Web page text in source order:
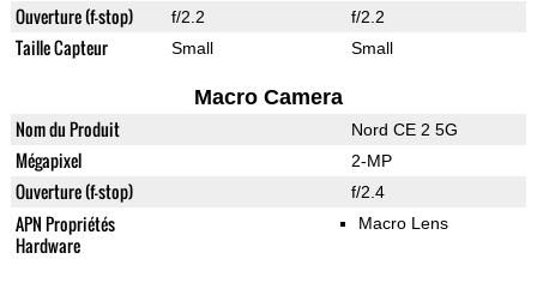
Ouverture (f-stop) f/2.2 f/2.2
Taille Capteur Small Small
Macro Camera
Nom du Produit Nord CE 2 5G
Mégapixel 2-MP
Ouverture (f-stop) f/2.4
APN Propriétés
Hardware
Macro Lens